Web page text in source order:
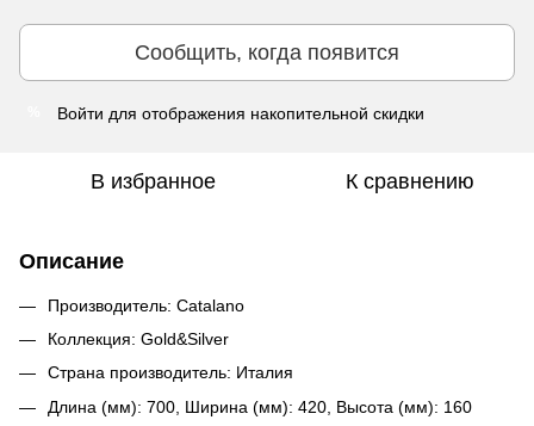
Сообщить, когда появится
Войти для отображения накопительной скидки
В избранное К сравнению
Описание
Производитель: Catalano
Коллекция: Gold&Silver
Cтрана производитель: Италия
Длина (мм): 700, Ширина (мм): 420, Высота (мм): 160